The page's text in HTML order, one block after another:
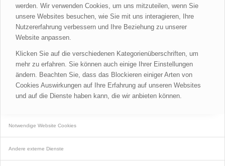
werden. Wir verwenden Cookies, um uns mitzuteilen, wenn Sie
unsere Websites besuchen, wie Sie mit uns interagieren, Ihre
Nutzererfahrung verbessern und Ihre Beziehung zu unserer
Website anpassen.
Klicken Sie auf die verschiedenen Kategorienüberschriften, um
mehr zu erfahren. Sie können auch einige Ihrer Einstellungen
ändern. Beachten Sie, dass das Blockieren einiger Arten von
Cookies Auswirkungen auf Ihre Erfahrung auf unseren Websites
und auf die Dienste haben kann, die wir anbieten können.
Notwendige Website Cookies
Andere externe Dienste